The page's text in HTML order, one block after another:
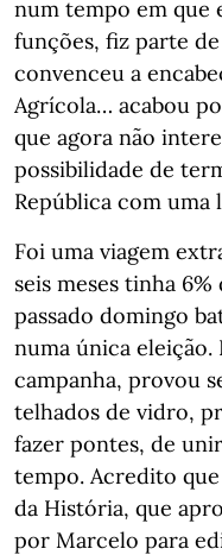
num tempo em que
funções, fiz parte
convenceu a
Agrícola… acabou
que agora não
possibilidade de
República com uma
Foi uma viagem
seis meses tinha
passado domingo
numa única
campanha, provou
telhados de vidro,
fazer pontes, de
tempo. Acredito
da História, que
por Marcelo para